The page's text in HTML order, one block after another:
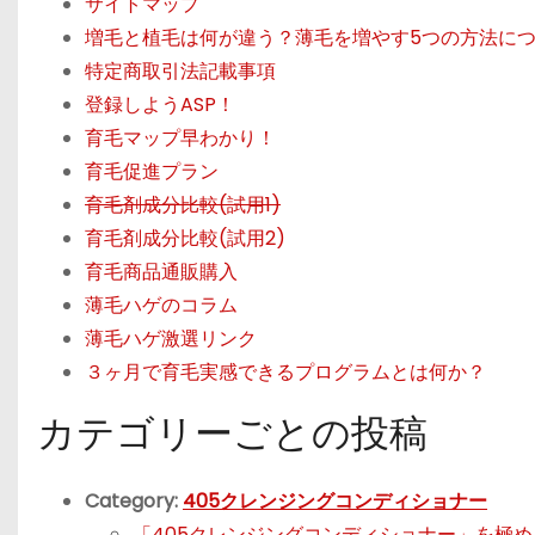
増毛と植毛は何が違う？薄毛を増やす5つの方法に
特定商取引法記載事項
登録しようASP！
育毛マップ早わかり！
育毛促進プラン
育毛剤成分比較(試用1)
育毛剤成分比較(試用2)
育毛商品通販購入
薄毛ハゲのコラム
薄毛ハゲ激選リンク
３ヶ月で育毛実感できるプログラムとは何か？
カテゴリーごとの投稿
Category: 405クレンジングコンディショナー